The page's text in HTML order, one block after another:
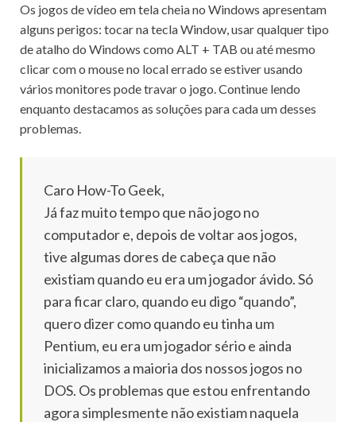
Os jogos de vídeo em tela cheia no Windows apresentam
alguns perigos: tocar na tecla Window, usar qualquer tipo
de atalho do Windows como ALT + TAB ou até mesmo
clicar com o mouse no local errado se estiver usando
vários monitores pode travar o jogo. Continue lendo
enquanto destacamos as soluções para cada um desses
problemas.
Caro How-To Geek,
Já faz muito tempo que não jogo no
computador e, depois de voltar aos jogos,
tive algumas dores de cabeça que não
existiam quando eu era um jogador ávido.Só
para ficar claro, quando eu digo “quando”,
quero dizer como quando eu tinha um
Pentium, eu era um jogador sério e ainda
inicializamos a maioria dos nossos jogos no
DOS. Os problemas que estou enfrentando
agora simplesmente não existiam naquela